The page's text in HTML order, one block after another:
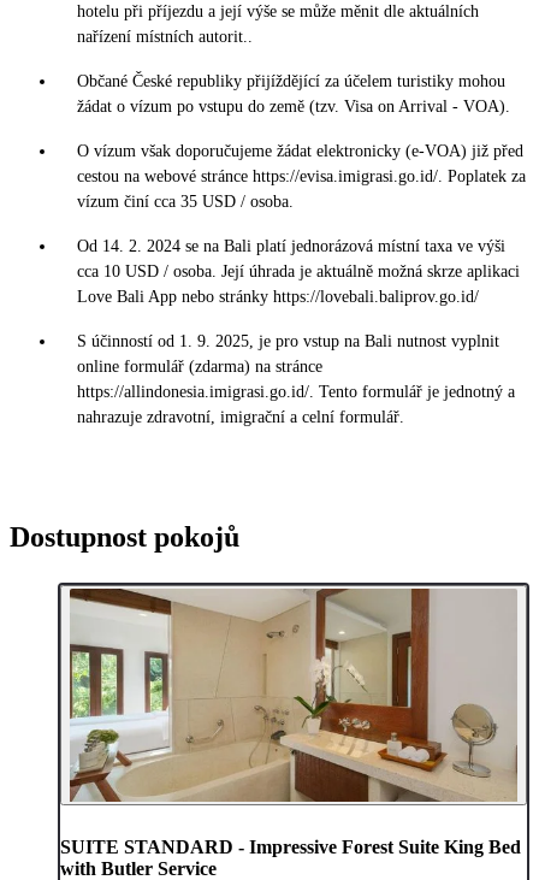
hotelu při příjezdu a její výše se může měnit dle aktuálních
nařízení místních autorit..
Občané České republiky přijíždějící za účelem turistiky mohou
žádat o vízum po vstupu do země (tzv. Visa on Arrival - VOA).
O vízum však doporučujeme žádat elektronicky (e-VOA) již před
cestou na webové stránce https://evisa.imigrasi.go.id/. Poplatek za
vízum činí cca 35 USD / osoba.
Od 14. 2. 2024 se na Bali platí jednorázová místní taxa ve výši
cca 10 USD / osoba. Její úhrada je aktuálně možná skrze aplikaci
Love Bali App nebo stránky https://lovebali.baliprov.go.id/
S účinností od 1. 9. 2025, je pro vstup na Bali nutnost vyplnit
online formulář (zdarma) na stránce
https://allindonesia.imigrasi.go.id/. Tento formulář je jednotný a
nahrazuje zdravotní, imigrační a celní formulář.
Dostupnost pokojů
SUITE STANDARD - Impressive Forest Suite King Bed
with Butler Service